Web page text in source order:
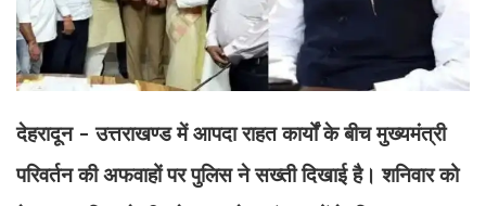
देहरादून - उत्तराखण्ड में आपदा राहत कार्यों के बीच मुख्यमंत्री
परिवर्तन की अफवाहों पर पुलिस ने सख्ती दिखाई है। शनिवार को